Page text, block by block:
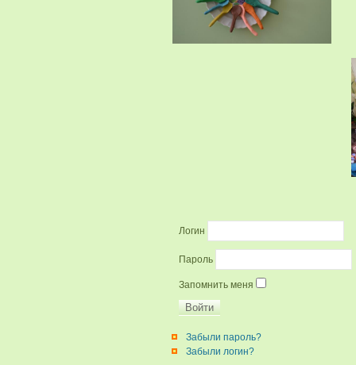
Логин
Пароль
Запомнить меня
Забыли пароль?
Забыли логин?